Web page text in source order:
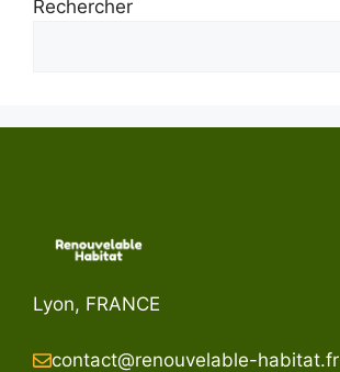
Rechercher
Lyon, FRANCE
contact@renouvelable-habitat.fr